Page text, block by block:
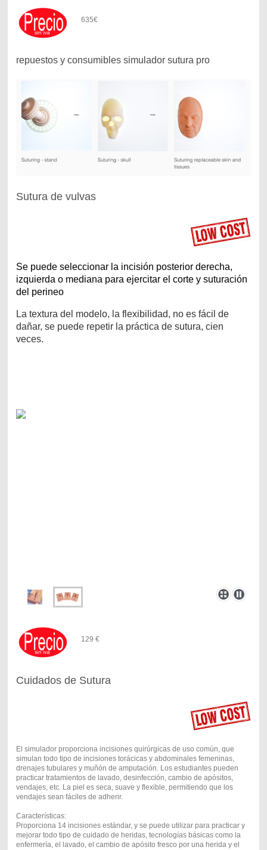
635€
repuestos y consumibles simulador sutura pro
Sutura de vulvas
Se puede seleccionar la incisión posterior derecha,
izquierda o mediana para ejercitar el corte y suturación
del perineo
La textura del modelo, la flexibilidad, no es fácil de
dañar, se puede repetir la práctica de sutura, cien
veces.
129 €
Cuidados de Sutura
El simulador proporciona incisiones quirúrgicas de uso común, que
simulan todo tipo de incisiones torácicas y abdominales femeninas,
drenajes tubulares y muñón de amputación. Los estudiantes pueden
practicar tratamientos de lavado, desinfección, cambio de apósitos,
vendajes, etc. La piel es seca, suave y flexible, permitiendo que los
vendajes sean fáciles de adherir.
Características:
Proporciona 14 incisiones estándar, y se puede utilizar para practicar y
mejorar todo tipo de cuidado de heridas, tecnologías básicas como la
enfermería, el lavado, el cambio de apósito fresco por una herida y el